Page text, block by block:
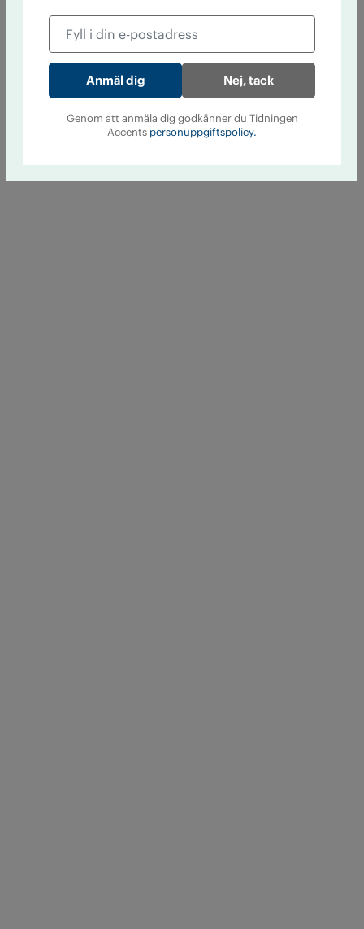
Nej, tack
Genom att anmäla dig godkänner du Tidningen
Accents personuppgiftspolicy.